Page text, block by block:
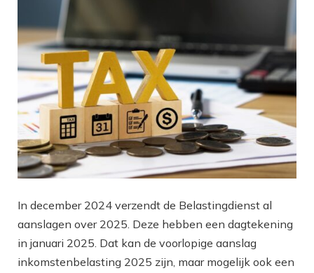
In december 2024 verzendt de Belastingdienst al
aanslagen over 2025. Deze hebben een dagtekening
in januari 2025. Dat kan de voorlopige aanslag
inkomstenbelasting 2025 zijn, maar mogelijk ook een